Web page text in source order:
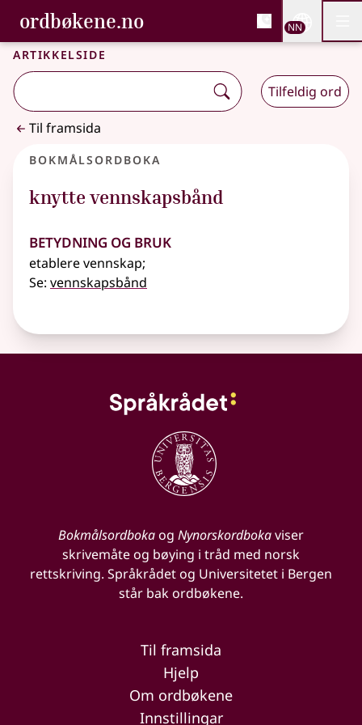
Gå til hovudinnhald
Tilgjenge
ordbøkene.no, Bokmålsordboka og
Bokmålsordboka og Nynorskordboka
NN
Artikkelside
Tilfeldig ord
Til framsida
Bokmålsordboka
knytte vennskapsbånd
Betydning og bruk
etablere vennskap;
Se: vennskapsbånd
Bokmålsordbokaog Nynorskordbokaviser
skrivemåte og bøying i tråd med norsk
rettskriving. Språkrådet og Universitetet i Bergen
står bak ordbøkene.
Til framsida
Hjelp
Om ordbøkene
Innstillingar